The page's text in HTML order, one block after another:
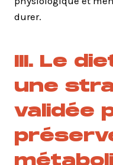
durer.
III. Le
une
validée